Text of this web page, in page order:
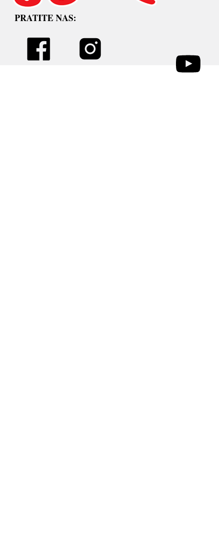
PRATITE NAS: